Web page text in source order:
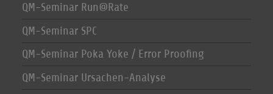
QM-Seminar Run@Rate
QM-Seminar SPC
QM-Seminar Poka Yoke / Error Proofing
QM-Seminar Ursachen-Analyse